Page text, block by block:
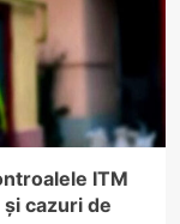
ITM
cazuri de